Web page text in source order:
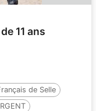
11 ans
de Selle